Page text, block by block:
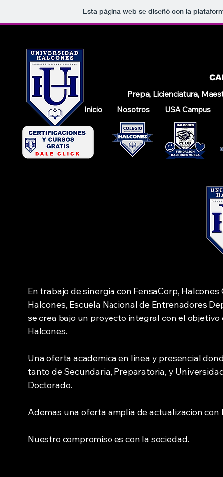
Esta página web se diseñó con la
Prepa, Licienciatura,
Inicio Nosotros USA Campus
En trabajo de sinergia con FensaCorp,
Halcones, Escuela Nacional de Entrenadores
se crea bajo un proyecto integral con el
Halcones.
Una oferta academica en linea y presencial
tanto de Secundaria, Preparatoria, y
Doctorado.
Ademas una oferta amplia de actualizacion
Nuestro compromiso es con la sociedad.